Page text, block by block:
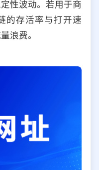
性波动。若用于商
的存活率与打开速
浪费。